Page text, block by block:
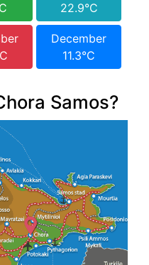
22.9°C
December
11.3°C
Samos?